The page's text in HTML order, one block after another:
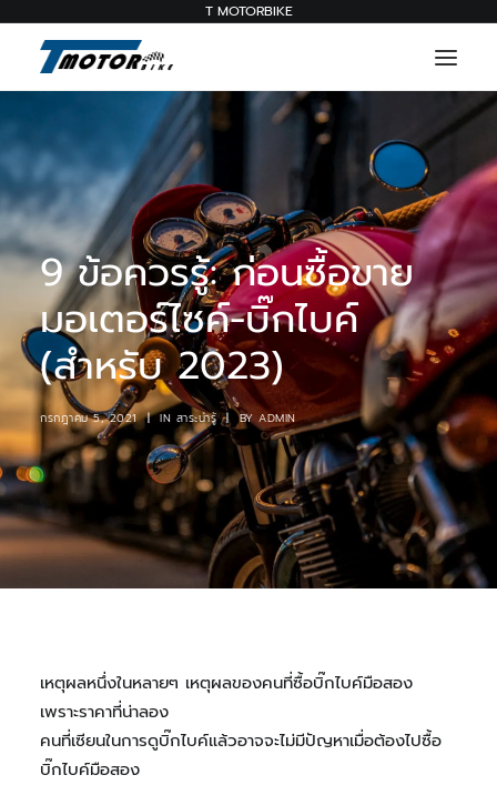
T MOTORBIKE
บริการ
ผลงาน
สินค้า
ติดต่อเรา
สาระน่ารู้
063 909 5595
บริการ
ผลงาน
สินค้า
ติดต่อเรา
9 ข้อควรรู้: ก่อนซื้อขาย
มอเตอร์ไซค์-บิ๊กไบค์
(สำหรับ 2023)
กรกฎาคม 5, 2021 | IN สาระน่ารู้ | BY ADMIN
เหตุผลหนึ่งในหลายๆ เหตุผลของคนที่ซื้อบิ๊กไบค์มือสอง
เพราะราคาที่น่าลอง
คนที่เซียนในการดูบิ๊กไบค์แล้วอาจจะไม่มีปัญหาเมื่อต้องไปซื้อ
บิ๊กไบค์มือสอง